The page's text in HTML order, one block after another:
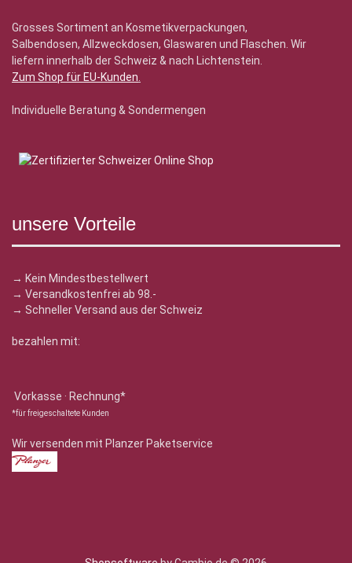
Grosses Sortiment an Kosmetikverpackungen,
Salbendosen, Allzweckdosen, Glaswaren und Flaschen. Wir
liefern innerhalb der Schweiz & nach Lichtenstein.
Zum Shop für EU-Kunden.
Individuelle Beratung & Sondermengen
unsere Vorteile
→ Kein Mindestbestellwert
→ Versandkostenfrei ab 98.-
→ Schneller Versand aus der Schweiz
bezahlen mit:
Vorkasse · Rechnung*
*für freigeschaltete Kunden
Wir versenden mit Planzer Paketservice